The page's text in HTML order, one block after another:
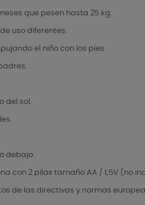
que pesen hasta 25 kg.
uso diferentes:
el niño con los pies.
del sol.
debajo.
con 2 pilas tamaño AA / 1,5V (no
de las directivas y normas